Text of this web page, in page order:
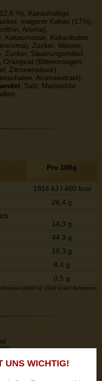
UNS WICHTIG!
%), Kakaohaltige
magerer Kakao (17%),
Aroma),
Kakaomasse, Kakaobutter,
Zucker, Wasser,
Zucker, Säuerungsmittel:
Orangeat (Bitterorangen,
Zitronensäure),
Aromaextrakt),
, Salz, Mazisblüte
Pro 100g
1914 kJ / 460 kcal
26,4 g
14,3 g
44,3 g
19,3 g
8,4 g
0,5 g
(8400 kj/ 2000 kcal)./ Reference